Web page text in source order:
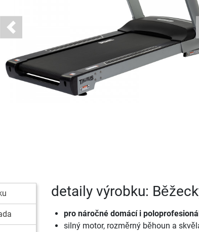
Previous
detaily výrobku:
pro náročné domácí i
silný motor, rozměrný běhoun a